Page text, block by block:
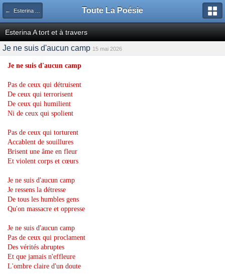
← Esterina A tort et à travers Toute La Poésie
Esterina A tort et à travers
Je ne suis d'aucun camp 15 mai 2026
Je ne suis d'aucun camp
Pas de ceux qui détruisent
De ceux qui terrorisent
De ceux qui humilient
Ni de ceux qui spolient
Pas de ceux qui torturent
Accablent de souillures
Brisent une âme en fleur
Et violent corps et cœurs
Je ne suis d'aucun camp
Je ressens la détresse
De tous les humbles gens
Qu'on massacre et oppresse
Je ne suis d'aucun camp
Pas de ceux qui proclament
Des vérités abruptes
Et que jamais n'effleure
L'ombre claire d'un doute